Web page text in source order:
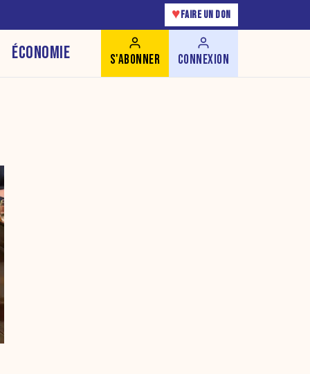
♥ FAIRE UN DON
ÉCONOMIE S'ABONNER CONNEXION